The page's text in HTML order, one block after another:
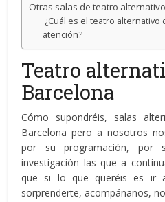
Otras salas de teatro alternativo
¿Cuál es el teatro alternativo
atención?
Teatro
Barcelona
Cómo supondréis, salas
Barcelona pero a nosotros
por su programación, por
investigación las que a
que si lo que queréis es
sorprenderte, acompáñanos,